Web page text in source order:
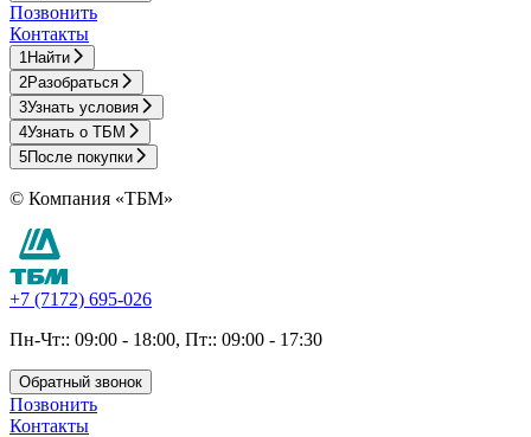
Позвонить
Контакты
1 Найти
2Разобраться
3Узнать условия
4Узнать о ТБМ
5После покупки
© Компания «ТБМ»
+7 (7172) 695-026
Пн-Чт:: 09:00 - 18:00, Пт:: 09:00 - 17:30
Обратный звонок
Позвонить
Контакты